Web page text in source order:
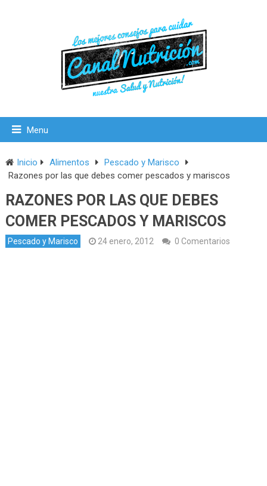
Menu
Inicio Alimentos
Pescado y Marisco
Razones por las que debes comer pescados y mariscos
RAZONES POR LAS QUE DEBES
COMER PESCADOS Y MARISCOS
Pescado y Marisco 24 enero, 2012 0 Comentarios